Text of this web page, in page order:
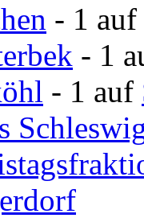
- 1 auf
- 1
- 1 auf